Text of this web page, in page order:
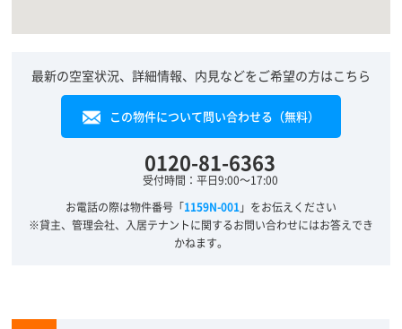
最新の空室状況、詳細情報、内見などをご希望の方はこちら
この物件について問い合わせる（無料）
0120-81-6363
受付時間：平日9:00～17:00
お電話の際は物件番号「1159N-001」をお伝えください
※貸主、管理会社、入居テナントに関するお問い合わせにはお答えでき
かねます。